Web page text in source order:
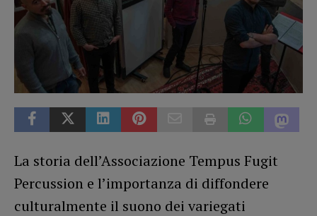
La storia dell’Associazione Tempus Fugit
Percussion e l’importanza di diffondere
culturalmente il suono dei variegati